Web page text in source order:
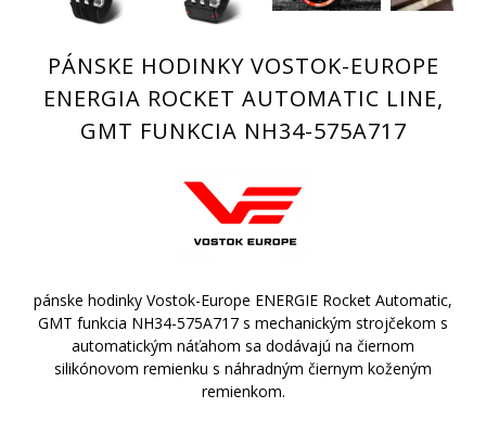
PÁNSKE HODINKY VOSTOK-EUROPE
ENERGIA ROCKET AUTOMATIC LINE,
GMT FUNKCIA NH34-575A717
pánske hodinky Vostok-Europe ENERGIE Rocket Automatic,
GMT funkcia NH34-575A717 s mechanickým strojčekom s
automatickým náťahom sa dodávajú na čiernom
silikónovom remienku s náhradným čiernym koženým
remienkom.